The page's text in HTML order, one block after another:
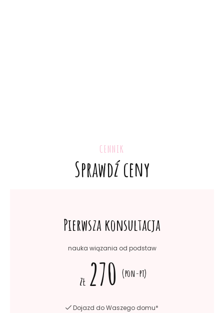
CENNIK
Sprawdź ceny
Pierwsza konsultacja
nauka wiązania od podstaw
zł 270 (pon-pt)
Dojazd do Waszego domu*